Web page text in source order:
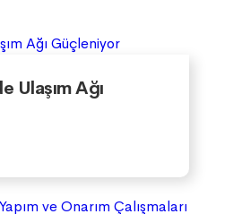
Ulaşım Ağı